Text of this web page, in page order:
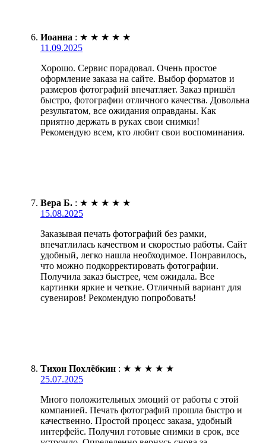
Иоанна : ★ ★ ★ ★ ★
11.09.2025
Хорошо. Сервис порадовал. Очень простое
оформление заказа на сайте. Выбор форматов и
размеров фотографий впечатляет. Заказ пришёл
быстро, фотографии отличного качества. Довольна
результатом, все ожидания оправданы. Как
приятно держать в руках свои снимки!
Рекомендую всем, кто любит свои воспоминания.
Вера Б. : ★ ★ ★ ★ ★
15.08.2025
Заказывая печать фотографий без рамки,
впечатлилась качеством и скоростью работы. Сайт
удобный, легко нашла необходимое. Понравилось,
что можно подкорректировать фотографии.
Получила заказ быстрее, чем ожидала. Все
картинки яркие и четкие. Отличный вариант для
сувениров! Рекомендую попробовать!
Тихон Похлёбкин : ★ ★ ★ ★ ★
25.07.2025
Много положительных эмоций от работы с этой
компанией. Печать фотографий прошла быстро и
качественно. Простой процесс заказа, удобный
интерфейс. Получил готовые снимки в срок, все